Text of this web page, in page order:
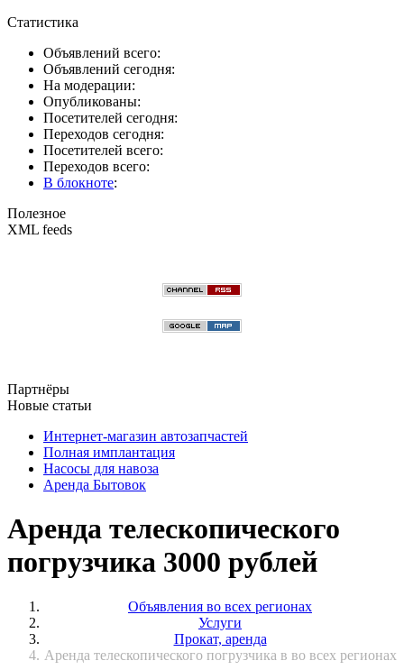
Статистика
Объявлений всего:
Объявлений сегодня:
На модерации:
Опубликованы:
Посетителей сегодня:
Переходов сегодня:
Посетителей всего:
Переходов всего:
В блокноте:
Полезное
XML feeds
Партнёры
Новые статьи
Интернет-магазин автозапчастей
Полная имплантация
Насосы для навоза
Аренда Бытовок
Аренда телескопического
погрузчика 3000 рублей
Объявления во всех регионах
Услуги
Прокат, аренда
Аренда телескопического погрузчика в во всех регионах